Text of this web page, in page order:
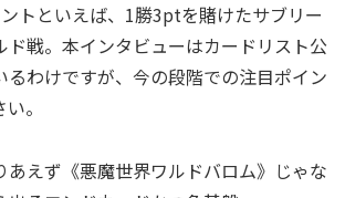
ントといえば、1勝3ptを賭けたサブリー
ド戦。本インタビューはカードリスト公
るわけですが、今の段階での注目ポイン
。
あえず《悪魔世界ワルドバロム》じゃな